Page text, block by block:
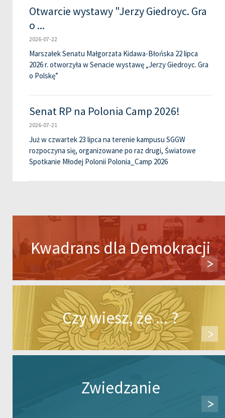
Otwarcie wystawy "Jerzy Giedroyc. Gra
o ...
2026-07-22
Marszałek Senatu Małgorzata Kidawa-Błońska 22 lipca
2026 r. otworzyła w Senacie wystawę „Jerzy Giedroyc. Gra
o Polskę”
Senat RP na Polonia Camp 2026!
2026-07-21
Już w czwartek 23 lipca na terenie kampusu SGGW
rozpoczyna się, organizowane po raz drugi, Światowe
Spotkanie Młodej Polonii Polonia_Camp 2026
Kwadrans dla Demokracji
Czy wiesz, że ... ?
Zwiedzanie